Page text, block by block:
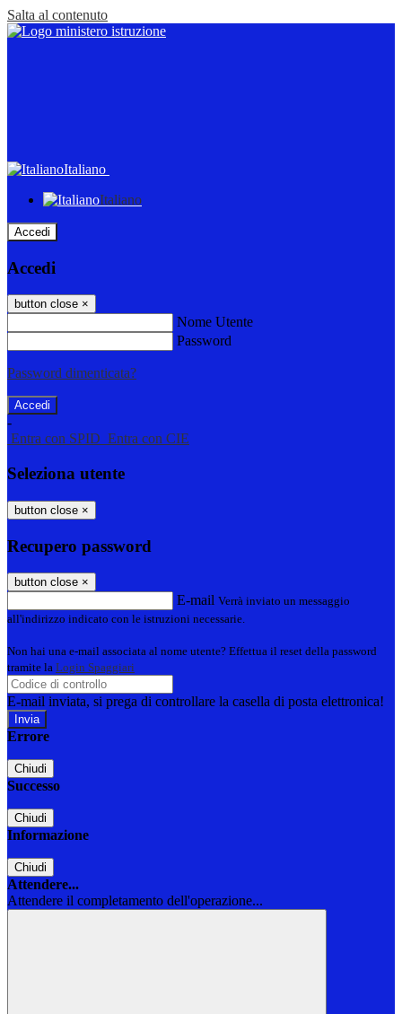
Salta al contenuto
Italiano
Italiano
Accedi
Accedi
button close ×
Nome Utente
Password
Password dimenticata?
-
Entra con SPID Entra con CIE
Seleziona utente
button close ×
Recupero password
button close ×
E-mail Verrà inviato un messaggio
all'indirizzo indicato con le istruzioni necessarie.
Non hai una e-mail associata al nome utente? Effettua il reset della password
tramite la Login Spaggiari
E-mail inviata, si prega di controllare la casella di posta elettronica!
Errore
Chiudi
Successo
Chiudi
Informazione
Chiudi
Attendere...
Attendere il completamento dell'operazione...